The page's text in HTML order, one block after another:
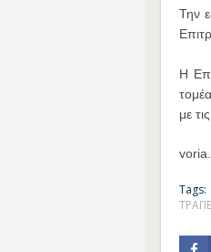
Την
Η
με
Tags: